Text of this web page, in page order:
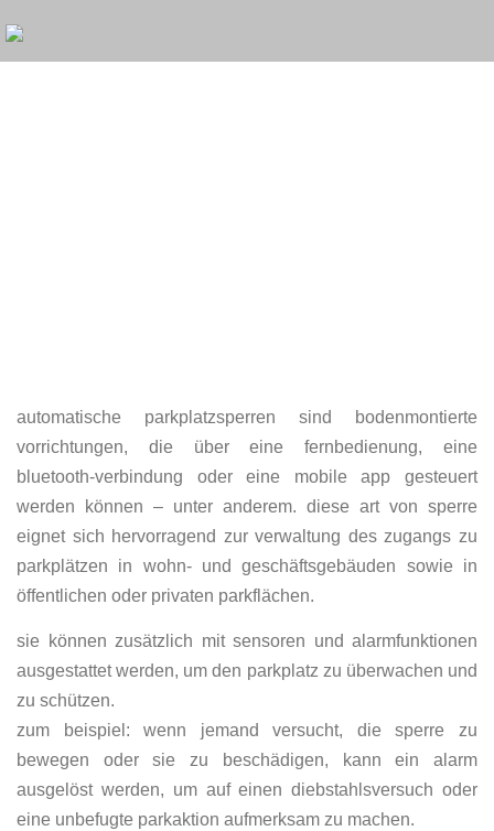
ChatGPT said:
automatische parkplatzsperren sind bodenmontierte
vorrichtungen, die über eine fernbedienung, eine
bluetooth-verbindung oder eine mobile app gesteuert
werden können – unter anderem. diese art von sperre
eignet sich hervorragend zur verwaltung des zugangs zu
parkplätzen in wohn- und geschäftsgebäuden sowie in
öffentlichen oder privaten parkflächen.
sie können zusätzlich mit sensoren und alarmfunktionen
ausgestattet werden, um den parkplatz zu überwachen und
zu schützen.
zum beispiel: wenn jemand versucht, die sperre zu
bewegen oder sie zu beschädigen, kann ein alarm
ausgelöst werden, um auf einen diebstahlsversuch oder
eine unbefugte parkaktion aufmerksam zu machen.